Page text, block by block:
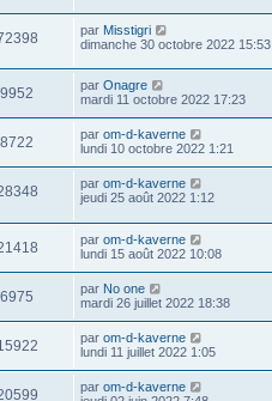
par Misstigri
dimanche 30 octobre 2022 15:53
9952 par Onagre
mardi 11 octobre 2022 17:23
8722 par om-d-kaverne
lundi 10 octobre 2022 1:21
par om-d-kaverne
jeudi 25 août 2022 1:12
par om-d-kaverne
lundi 15 août 2022 10:08
6975 par No one
mardi 26 juillet 2022 18:38
par om-d-kaverne
lundi 11 juillet 2022 1:05
par om-d-kaverne